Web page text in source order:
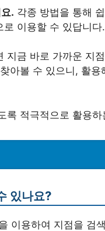
. 각종 방법을 통해
이용할 수 있답니다.
지금 바로 가까운 지
아볼 수 있으니, 활
록 적극적으로 활용
있나요?
이용하여 지점을 검